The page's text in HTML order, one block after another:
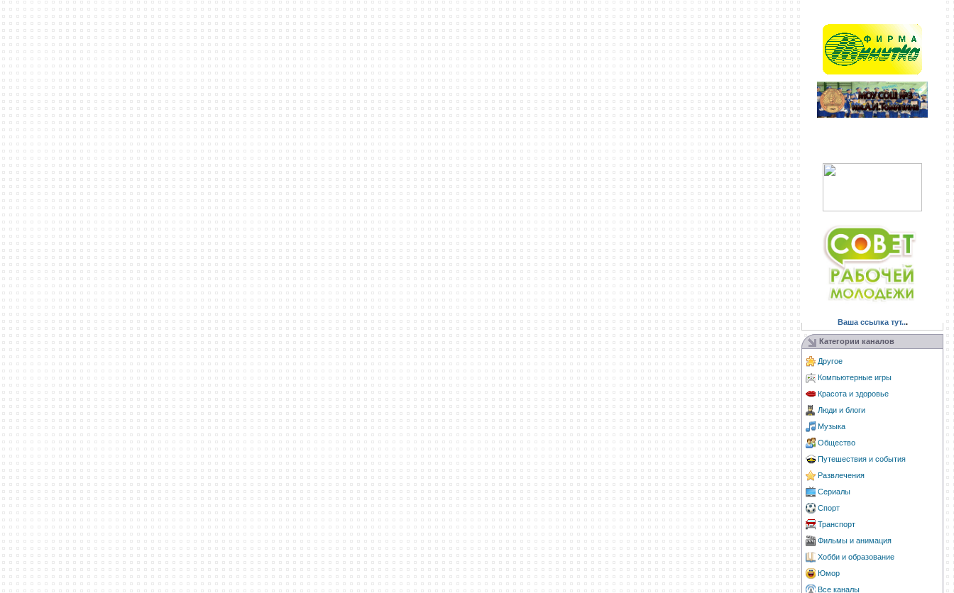
Ваша ссылка тут...
Категории каналов
Другое
Компьютерные игры
Красота и здоровье
Люди и блоги
Музыка
Общество
Путешествия и события
Развлечения
Сериалы
Спорт
Транспорт
Фильмы и анимация
Хобби и образование
Юмор
Все каналы